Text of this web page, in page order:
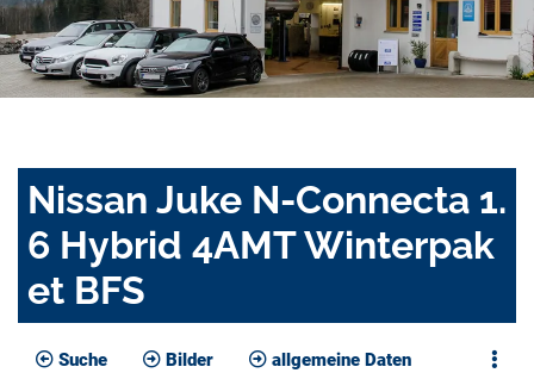
Nissan Juke N-Connecta 1.
6 Hybrid 4AMT Winterpak
et BFS
Suche Bilder allgemeine Daten